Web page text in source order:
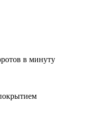
в минуту